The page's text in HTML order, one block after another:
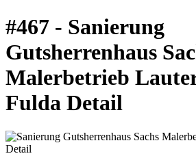
#467 - Sanierung
Gutsherrenhaus
Malerbetrieb
Fulda Detail